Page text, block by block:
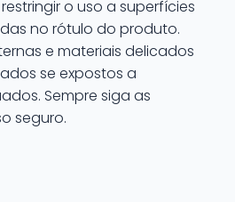
o uso a superfícies
no rótulo do produto.
e materiais delicados
se expostos a
Sempre siga as
seguro.